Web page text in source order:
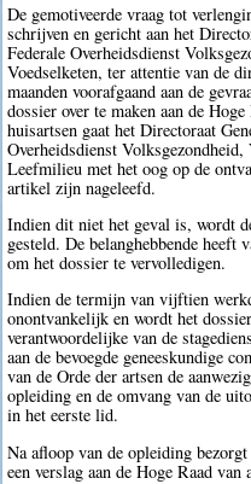
De gemotiveerde vraag tot
schrijven en gericht aan het
Federale Overheidsdienst
Voedselketen, ter attentie van de
maanden voorafgaand aan de
dossier over te maken aan de
huisartsen gaat het Directoraat
Overheidsdienst
Leefmilieu met het oog op de
artikel zijn nageleefd.
Indien dit niet het geval is, wordt
gesteld. De belanghebbende heeft
om het dossier te vervolledigen.
Indien de termijn van vijftien
onontvankelijk en wordt het
verantwoordelijke van de
aan de bevoegde geneeskundige
van de Orde der artsen de
opleiding en de omvang van de
in het eerste lid.
Na afloop van de opleiding
een verslag aan de Hoge Raad